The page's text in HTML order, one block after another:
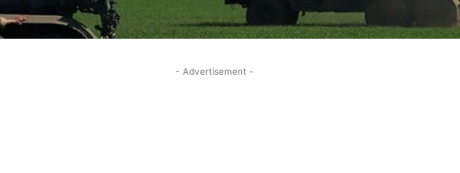
- Advertisement -